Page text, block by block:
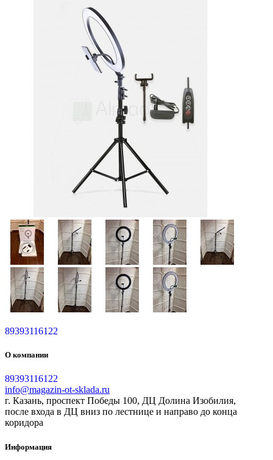
89393116122
О компании
89393116122
info@magazin-ot-sklada.ru
г. Казань, проспект Победы 100, ДЦ Долина Изобилия,
после входа в ДЦ вниз по лестнице и направо до конца
коридора
Информация